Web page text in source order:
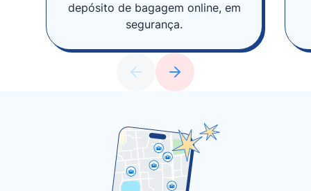
depósito de bagagem online, em
segurança.